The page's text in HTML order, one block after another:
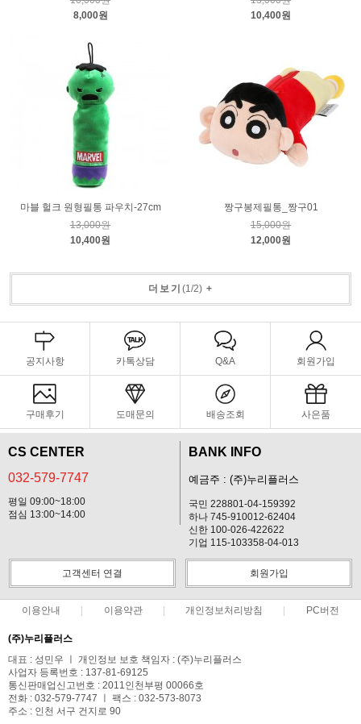
8,000원
10,400원
마블 헐크 원형필통 파우치-27cm
13,000원
10,400원
짱구봉제필통_짱구01
15,000원
12,000원
더보기 (1/2)+
공지사항 카톡상담 Q&A 회원가입
구매후기 도매문의 배송조회 사은품
CS CENTER
032-579-7747
평일 09:00~18:00
점심 13:00~14:00
BANK INFO
예금주 : (주)누리플러스
국민 228801-04-159392
하나 745-910012-62404
신한 100-026-422622
기업 115-103358-04-013
고객센터 연결 회원가입
이용안내 이용약관 개인정보처리방침 PC버전
(주)누리플러스
대표 : 성민우 ㅣ 개인정보 보호 책임자 : (주)누리플러스
사업자 등록번호 : 137-81-69125
통신판매업신고번호 : 2011인천부평 00066호
전화 : 032-579-7747 ㅣ 팩스 : 032-573-8073
주소 : 인천 서구 건지로 90